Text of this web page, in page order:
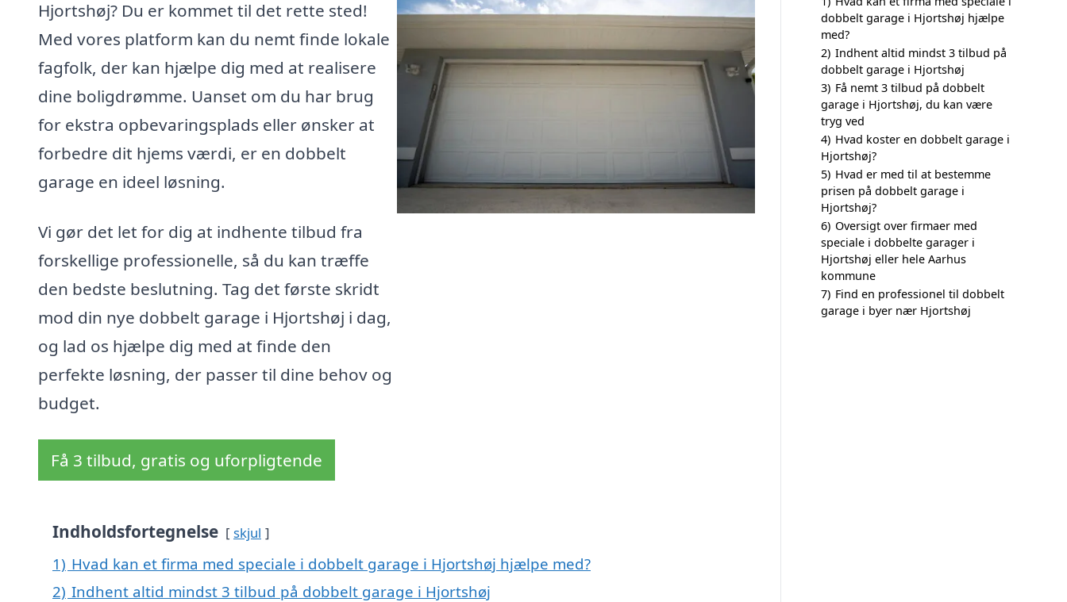
Hjortshøj? Du er kommet til det rette sted!
Med vores platform kan du nemt finde lokale
fagfolk, der kan hjælpe dig med at realisere
dine boligdrømme. Uanset om du har brug
for ekstra opbevaringsplads eller ønsker at
forbedre dit hjems værdi, er en dobbelt
garage en ideel løsning.
Vi gør det let for dig at indhente tilbud fra
forskellige professionelle, så du kan træffe
den bedste beslutning. Tag det første skridt
mod din nye dobbelt garage i Hjortshøj i dag,
og lad os hjælpe dig med at finde den
perfekte løsning, der passer til dine behov og
budget.
Få 3 tilbud, gratis og uforpligtende
Indholdsfortegnelse skjul
1) Hvad kan et firma med speciale i dobbelt garage i Hjortshøj hjælpe med?
2) Indhent altid mindst 3 tilbud på dobbelt garage i Hjortshøj
dobbelt garage i Hjortshøj hjælpe
med?
2) Indhent altid mindst 3 tilbud på
dobbelt garage i Hjortshøj
3) Få nemt 3 tilbud på dobbelt
garage i Hjortshøj, du kan være
tryg ved
4) Hvad koster en dobbelt garage i
Hjortshøj?
5) Hvad er med til at bestemme
prisen på dobbelt garage i
Hjortshøj?
6) Oversigt over firmaer med
speciale i dobbelte garager i
Hjortshøj eller hele Aarhus
kommune
7) Find en professionel til dobbelt
garage i byer nær Hjortshøj